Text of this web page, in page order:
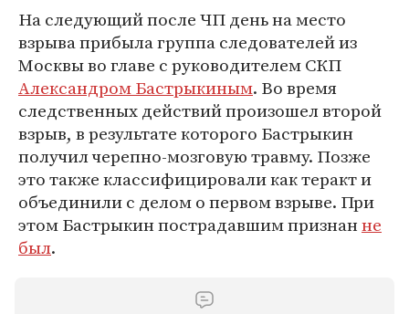
На следующий после ЧП день на место
взрыва прибыла группа следователей из
Москвы во главе с руководителем СКП
Александром Бастрыкиным. Во время
следственных действий произошел второй
взрыв, в результате которого Бастрыкин
получил черепно-мозговую травму. Позже
это также классифицировали как теракт и
объединили с делом о первом взрыве. При
этом Бастрыкин пострадавшим признанне
был.